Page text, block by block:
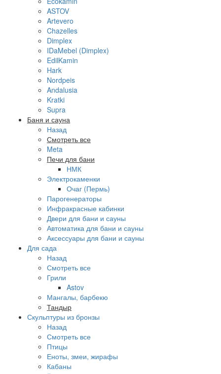
ASTOV
Artevero
Chazelles
Dimplex
IDaMebel (Dimplex)
EdilKamin
Hark
Nordpeis
Andalusia
Kratki
Supra
Баня и сауна
Назад
Смотреть все
Meta
Печи для бани
НМК
Электрокаменки
Очаг (Пермь)
Парогенераторы
Инфракрасные кабинки
Двери для бани и сауны
Автоматика для бани и сауны
Аксессуары для бани и сауны
Для сада
Назад
Смотреть все
Грили
Astov
Мангалы, барбекю
Тандыр
Скульптуры из бронзы
Назад
Смотреть все
Птицы
Еноты, змеи, жирафы
Кабаны